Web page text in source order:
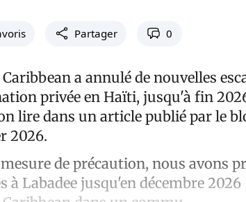
Partager 0
a annulé de nouvelles
privée en Haïti, jusqu'à fin
lire dans un article publié par le
2026.
de précaution, nous avons
à Labadee jusqu'en décembre